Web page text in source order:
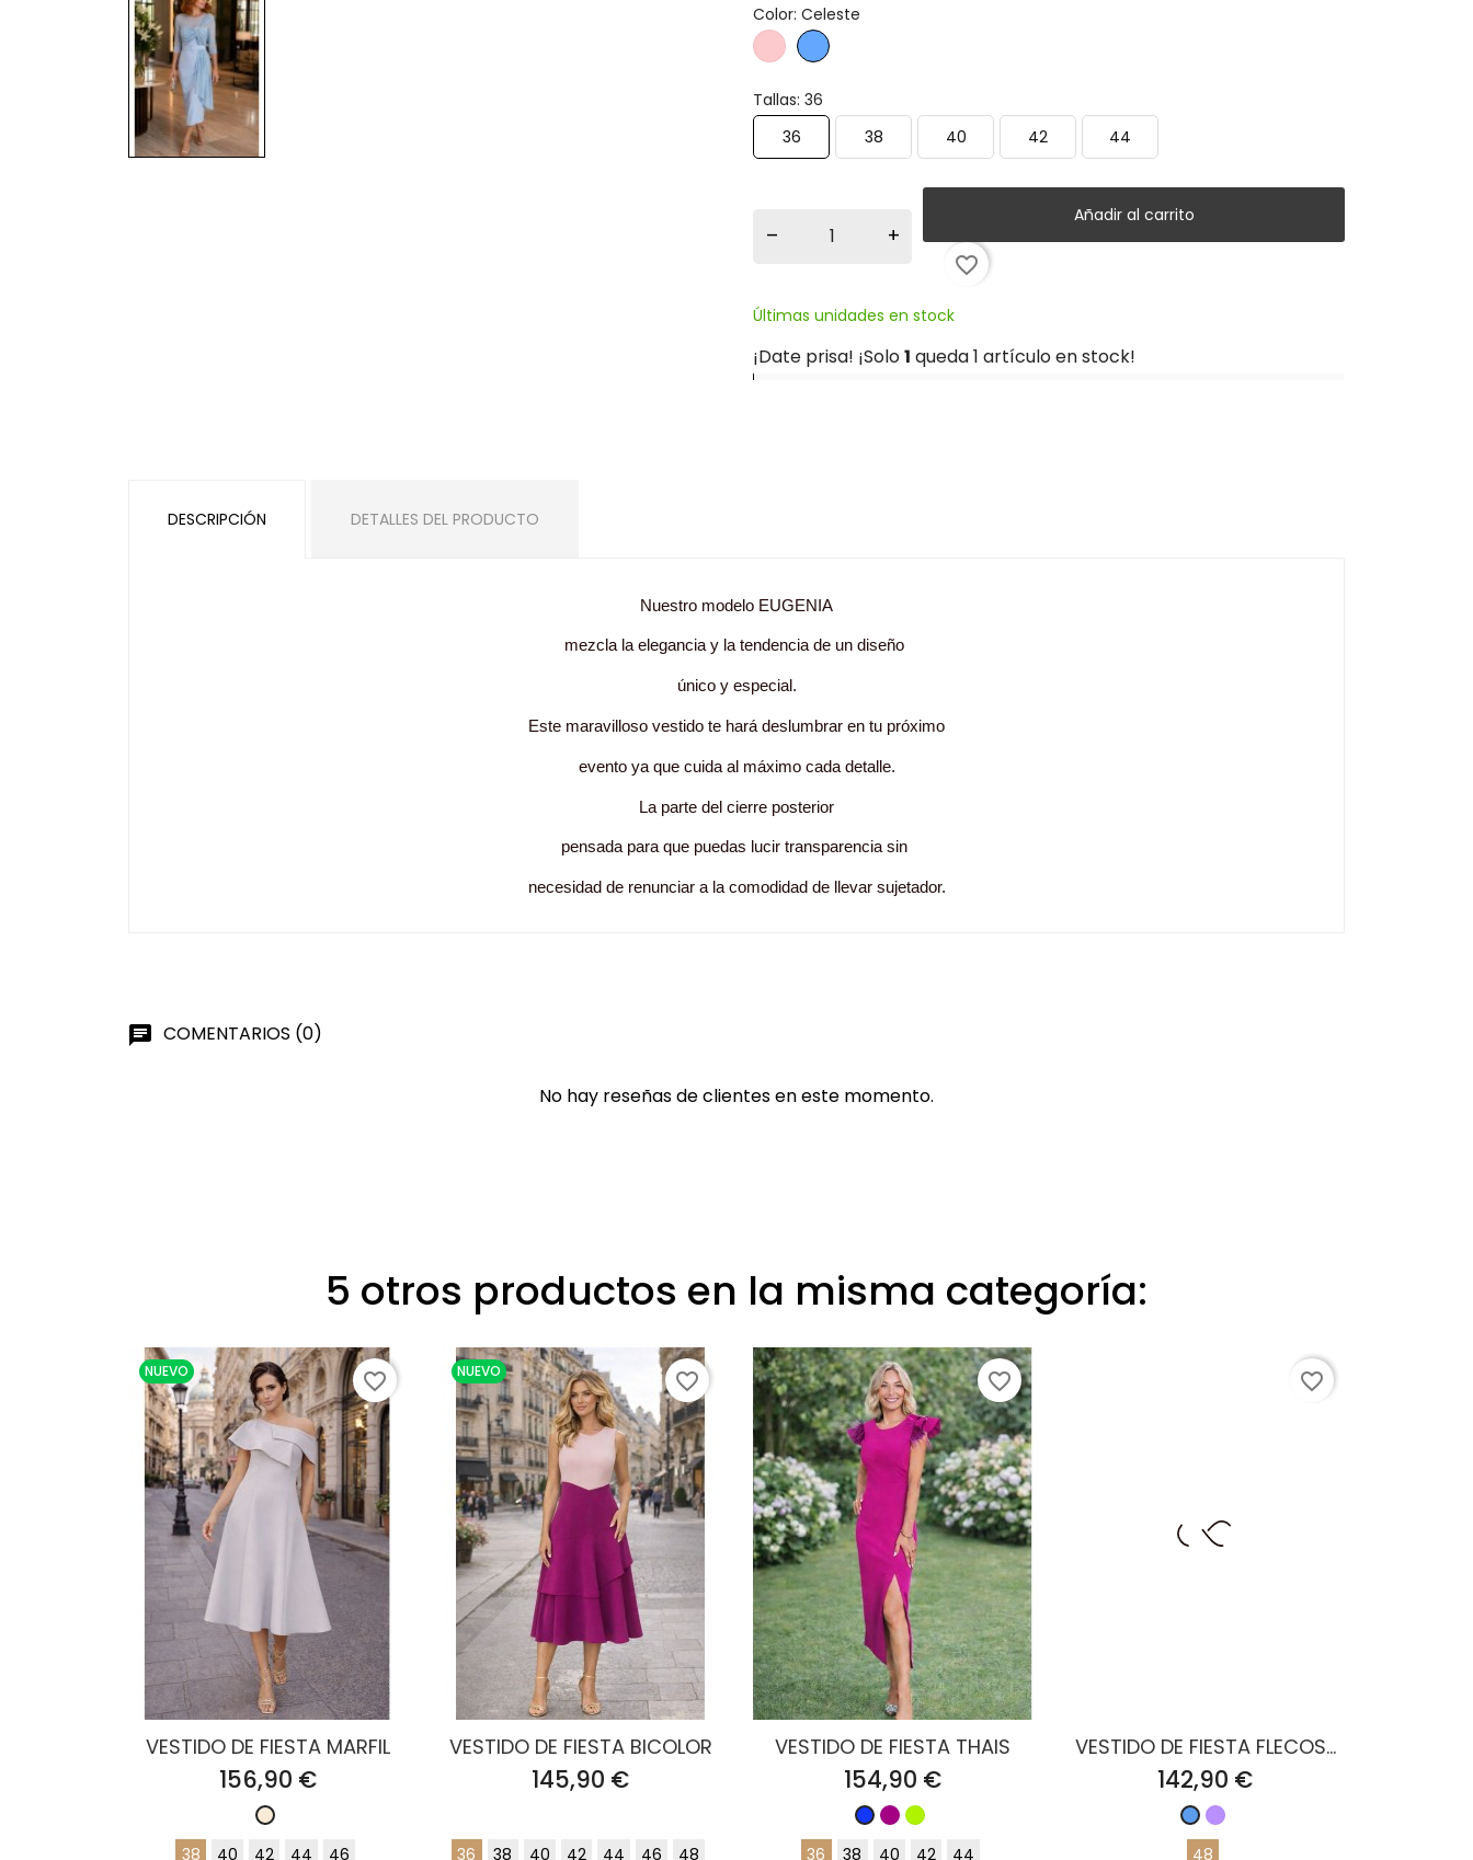
Color: Celeste
Rosa
Palo
Celeste
Tallas: 36
36
38 40 42 44
– +
Añadir al carrito
favorite_border
Últimas unidades en stock
¡Date prisa! ¡Solo1 queda 1 artículo en stock!
DESCRIPCIÓN DETALLES DEL PRODUCTO
Nuestro modelo EUGENIA
mezcla la elegancia y la tendencia de un diseño
único y especial.
Este maravilloso vestido te hará deslumbrar en tu próximo
evento ya que cuida al máximo cada detalle.
La parte del cierre posterior
pensada para que puedas lucir transparencia sin
necesidad de renunciar a la comodidad de llevar sujetador.
chat COMENTARIOS (0)
No hay reseñas de clientes en este momento.
5 otros productos en la misma categoría:
VESTIDO DE FIESTA MARFIL
Precio
156,90 €
Blanco
roto
38 40 42 44 46
NUEVO favorite_border
VESTIDO DE FIESTA BICOLOR
Precio
145,90 €
36 38 40 42 44 46 48
NUEVO favorite_border
VESTIDO DE FIESTA THAIS
Precio
154,90 €
Azul
Klein
Buganvilla
Lima
36
38 40 42 44
favorite_border
VESTIDO DE FIESTA FLECOS...
Precio
142,90 €
AzulMalva
48
favorite_border